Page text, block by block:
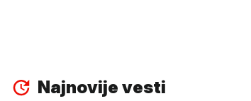
Najnovije vesti